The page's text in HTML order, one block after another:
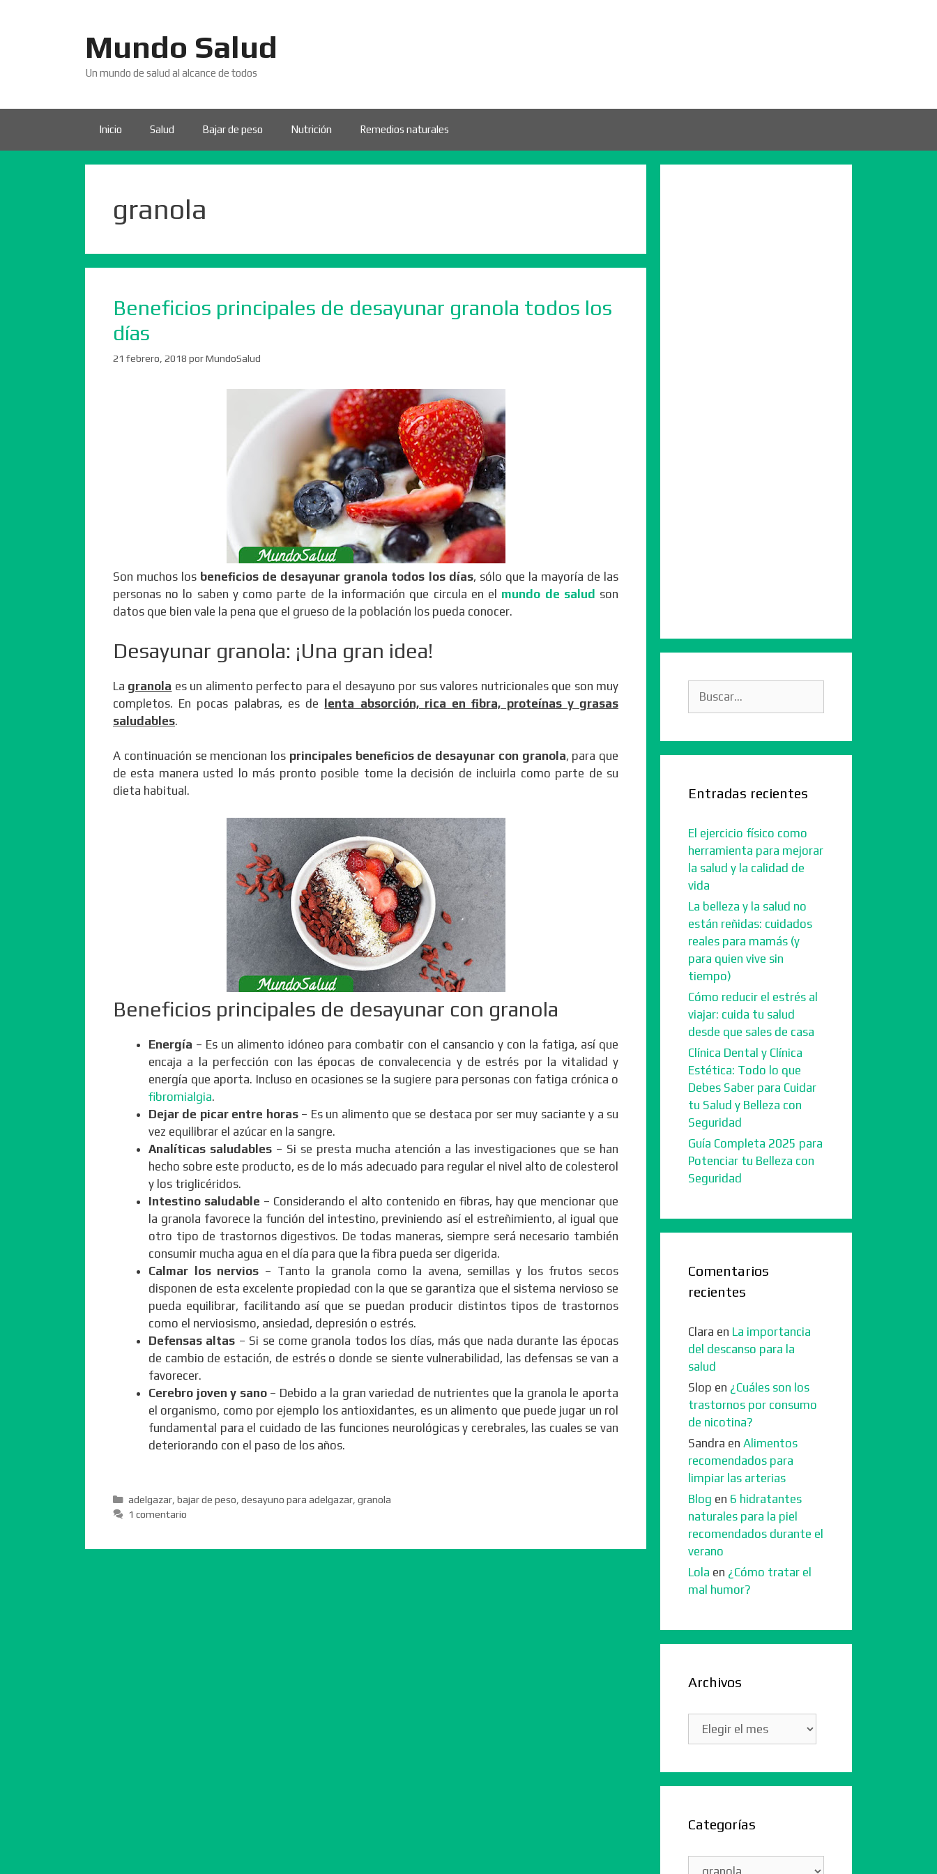
Mundo Salud
Un mundo de salud al alcance de todos
Inicio Salud Bajar de peso Nutrición Remedios naturales
granola
Beneficios principales de desayunar granola todos los
días
21 febrero, 2018 porMundoSalud
Son muchos los beneficios de desayunar granola todos los días, sólo que la mayoría de las
personas no lo saben y como parte de la información que circula en el mundo de salud son
datos que bien vale la pena que el grueso de la población los pueda conocer.
Desayunar granola: ¡Una gran idea!
La granola es un alimento perfecto para el desayuno por sus valores nutricionales que son muy
completos. En pocas palabras, es de lenta absorción, rica en fibra, proteínas y grasas
saludables.
A continuación se mencionan los principales beneficios de desayunar con granola, para que
de esta manera usted lo más pronto posible tome la decisión de incluirla como parte de su
dieta habitual.
Beneficios principales de desayunar con granola
Energía – Es un alimento idóneo para combatir con el cansancio y con la fatiga, así que
encaja a la perfección con las épocas de convalecencia y de estrés por la vitalidad y
energía que aporta. Incluso en ocasiones se la sugiere para personas con fatiga crónica o
fibromialgia.
Dejar de picar entre horas– Es un alimento que se destaca por ser muy saciante y a su
vez equilibrar el azúcar en la sangre.
Analíticas saludables – Si se presta mucha atención a las investigaciones que se han
hecho sobre este producto, es de lo más adecuado para regular el nivel alto de colesterol
y los triglicéridos.
Intestino saludable – Considerando el alto contenido en fibras, hay que mencionar que
la granola favorece la función del intestino, previniendo así el estreñimiento, al igual que
otro tipo de trastornos digestivos. De todas maneras, siempre será necesario también
consumir mucha agua en el día para que la fibra pueda ser digerida.
Calmar los nervios – Tanto la granola como la avena, semillas y los frutos secos
disponen de esta excelente propiedad con la que se garantiza que el sistema nervioso se
pueda equilibrar, facilitando así que se puedan producir distintos tipos de trastornos
como el nerviosismo, ansiedad, depresión o estrés.
Defensas altas – Si se come granola todos los días, más que nada durante las épocas
de cambio de estación, de estrés o donde se siente vulnerabilidad, las defensas se van a
favorecer.
Cerebro joven y sano – Debido a la gran variedad de nutrientes que la granola le aporta
el organismo, como por ejemplo los antioxidantes, es un alimento que puede jugar un rol
fundamental para el cuidado de las funciones neurológicas y cerebrales, las cuales se van
deteriorando con el paso de los años.
Categorías
adelgazar, bajar de peso desayuno para adelgazar, granola
1 comentario
Entradas recientes
El ejercicio físico como
herramienta para mejorar
la salud y la calidad de
vida
La belleza y la salud no
están reñidas: cuidados
reales para mamás (y
para quien vive sin
tiempo)
Cómo reducir el estrés al
viajar: cuida tu salud
desde que sales de casa
Clínica Dental y Clínica
Estética: Todo lo que
Debes Saber para Cuidar
tu Salud y Belleza con
Seguridad
Guía Completa 2025 para
Potenciar tu Belleza con
Seguridad
Comentarios
recientes
Clara en La importancia
del descanso para la
salud
Slop en ¿Cuáles son los
trastornos por consumo
de nicotina?
Sandra en Alimentos
recomendados para
limpiar las arterias
Blog en 6 hidratantes
naturales para la piel
recomendados durante el
verano
Lola en ¿Cómo tratar el
mal humor?
Archivos
Archivos
Categorías
Categorías